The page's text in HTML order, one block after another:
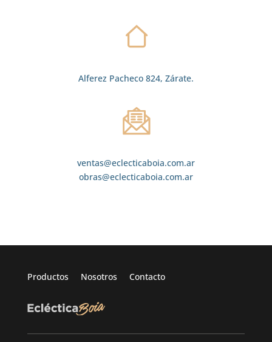
Alferez Pacheco 824, Zárate.
ventas@eclecticaboia.com.ar
obras@eclecticaboia.com.ar
Productos Nosotros Contacto